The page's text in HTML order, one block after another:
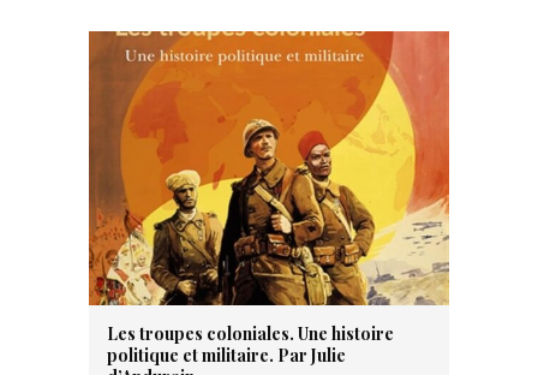
Les troupes coloniales. Une histoire
politique et militaire. Par Julie